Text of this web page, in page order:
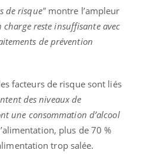
de risque" montre l’ampleur
reste insuffisante avec
de prévention
facteurs de risque sont liés
des niveaux de
une consommation d’alcool
plus de 70 %
trop salée.